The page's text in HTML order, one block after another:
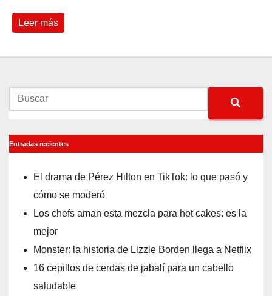
Leer más
Entradas recientes
El drama de Pérez Hilton en TikTok: lo que pasó y
cómo se moderó
Los chefs aman esta mezcla para hot cakes: es la
mejor
Monster: la historia de Lizzie Borden llega a Netflix
16 cepillos de cerdas de jabalí para un cabello
saludable